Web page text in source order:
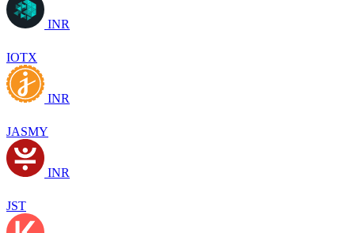
INR
IOTX
INR
JASMY
INR
JST